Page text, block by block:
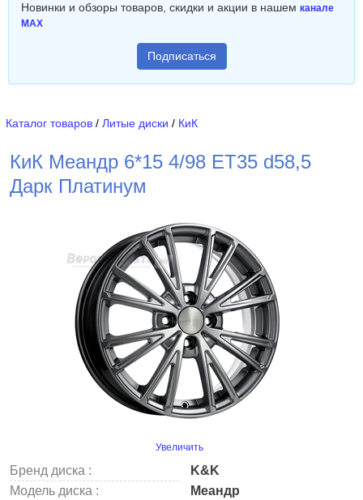
Новинки и обзоры товаров, скидки и акции в нашем канале
MAX
Подписаться
Каталог товаров / Литые диски / КиК
КиК Меандр 6*15 4/98 ET35 d58,5
Дарк Платинум
Увеличить
Бренд диска :
K&K
Модель диска :
Меандр